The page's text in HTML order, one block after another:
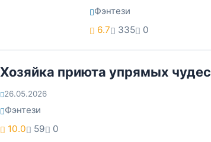
Фэнтези
6.7
335 0
Хозяйка приюта упрямых чудес
26.05.2026
Фэнтези
10.0
59 0